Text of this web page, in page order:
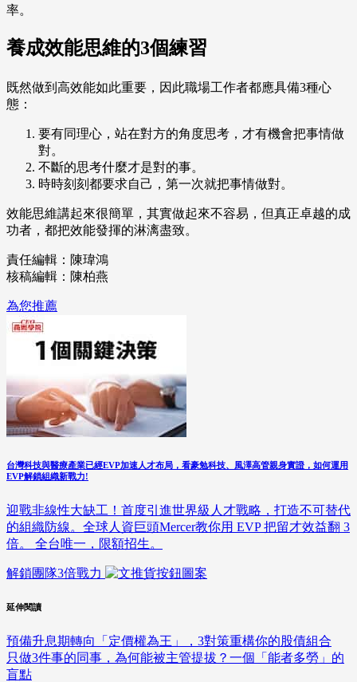
率。
養成效能思維的3個練習
既然做到高效能如此重要，因此職場工作者都應具備3種心
態：
要有同理心，站在對方的角度思考，才有機會把事情做
對。
不斷的思考什麼才是對的事。
時時刻刻都要求自己，第一次就把事情做對。
效能思維講起來很簡單，其實做起來不容易，但真正卓越的成
功者，都把效能發揮的淋漓盡致。
責任編輯：陳瑋鴻
核稿編輯：陳柏燕
為您推薦
台灣科技與醫療產業已經EVP加速人才布局，看豪勉科技、風澤高管親身實證，如何運用
EVP解鎖組織新戰力!
迎戰非線性大缺工！首度引進世界級人才戰略，打造不可替代
的組織防線。全球人資巨頭Mercer教你用 EVP 把留才效益翻 3
倍。 全台唯一，限額招生。
解鎖團隊3倍戰力
延伸閱讀
預備升息期轉向「定價權為王」，3對策重構你的股債組合
只做3件事的同事，為何能被主管提拔？一個「能者多勞」的
盲點